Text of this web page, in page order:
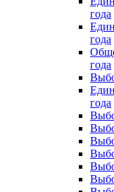
года
года
года
года